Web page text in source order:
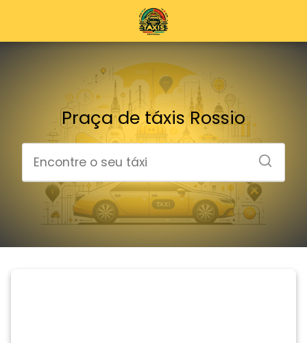
Praça de táxis Rossio